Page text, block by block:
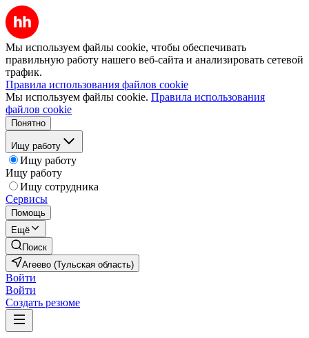
Мы используем файлы cookie, чтобы обеспечивать
правильную работу нашего веб-сайта и анализировать сетевой
трафик.
Правила использования файлов cookie
Мы используем файлы cookie. Правила использования
файлов cookie
Понятно
Ищу работу
Ищу работу
Ищу работу
Ищу сотрудника
Сервисы
Помощь
Ещё
Поиск
Агеево (Тульская область)
Войти
Войти
Создать резюме